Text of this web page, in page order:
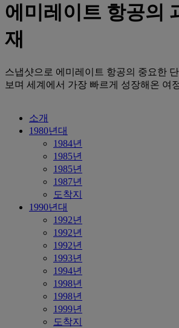
에미레이트 항공의
재
스냅샷으로 에미레이트 항공의 중요한
보며 세계에서 가장 빠르게 성장해온 여
소개
1980년대
1984년
1985년
1985년
1987년
도착지
1990년대
1992년
1992년
1992년
1993년
1994년
1998년
1998년
1999년
도착지